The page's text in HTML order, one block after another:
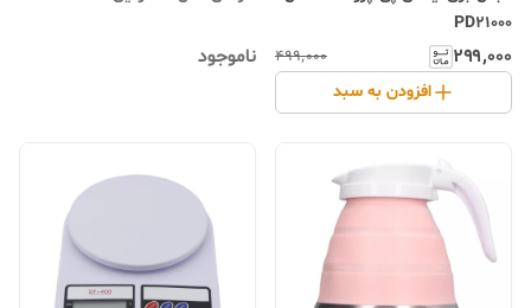
PD21000
۲۹۹٬۰۰۰ ۴۹۹٬۰۰۰
افزودن به سبد
ناموجود